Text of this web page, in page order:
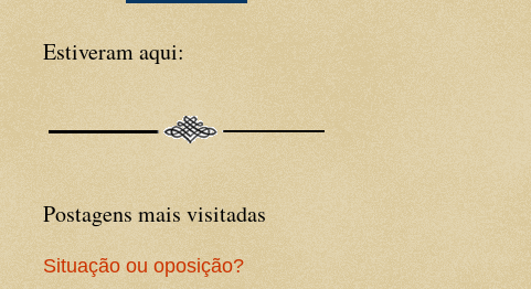
Estiveram aqui:
Postagens mais visitadas
Situação ou oposição?